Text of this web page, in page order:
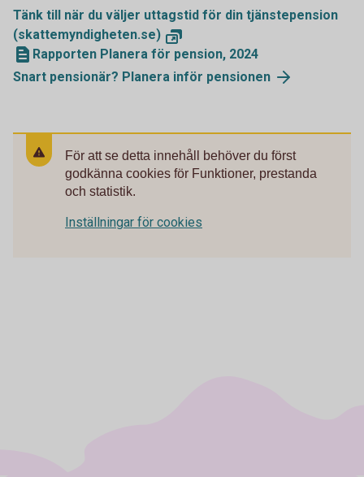
Tänk till när du väljer uttagstid för din tjänstepension
(skattemyndigheten.se)
Rapporten Planera för pension, 2024
Snart pensionär? Planera inför pensionen
För att se detta innehåll behöver du först
godkänna cookies för Funktioner, prestanda
och statistik.
Inställningar för cookies